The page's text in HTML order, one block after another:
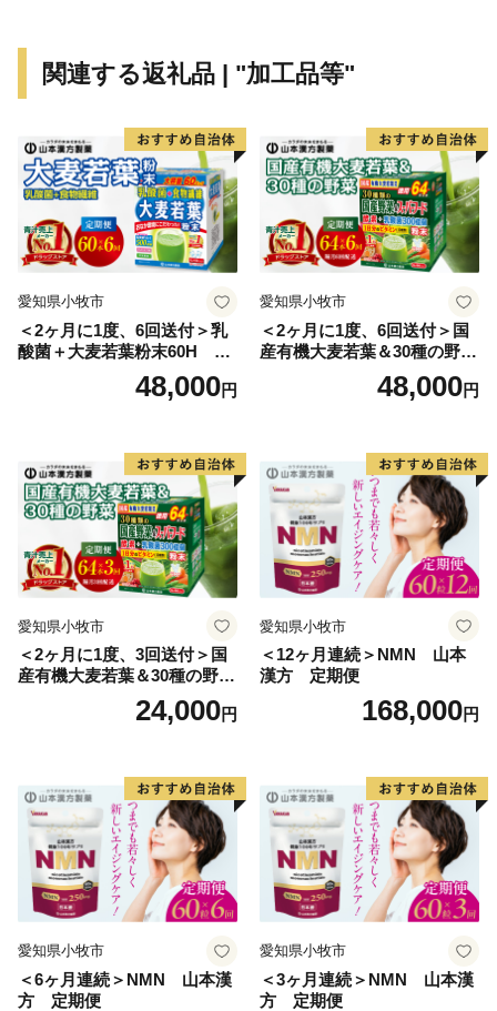
関連する返礼品 | "加工品等"
愛知県小牧市
＜2ヶ月に1度、6回送付＞乳
酸菌＋大麦若葉粉末60H 山
48,000円
愛知県小牧市
＜2ヶ月に1度、6回送付＞国
産有機大麦若葉＆30種の野
菜 山本漢方 定期便
48,000円
愛知県小牧市
＜2ヶ月に1度、3回送付＞国
産有機大麦若葉＆30種の野
菜 山本漢方 定期便
24,000円
愛知県小牧市
＜12ヶ月連続＞NMN 山本
漢方 定期便
168,000円
愛知県小牧市
＜6ヶ月連続＞NMN 山本漢
方 定期便
愛知県小牧市
＜3ヶ月連続＞NMN 山本漢
方 定期便